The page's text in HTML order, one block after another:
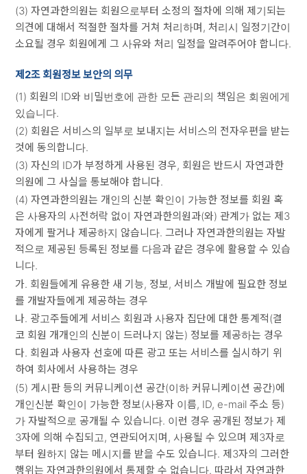
(3) 자연과한의원는 회원으로부터 소정의 절차에 의해 제기되는
의견에 대해서 적절한 절차를 거쳐 처리하며, 처리시 일정기간이
소요될 경우 회원에게 그 사유와 처리 일정을 알려주어야 합니다.
제2조 회원정보 보안의 의무
(1) 회원의 ID와 비밀번호에 관한 모든 관리의 책임은 회원에게
있습니다.
(2) 회원은 서비스의 일부로 보내지는 서비스의 전자우편을 받는
것에 동의합니다.
(3) 자신의 ID가 부정하게 사용된 경우, 회원은 반드시 자연과한
의원에 그 사실을 통보해야 합니다.
(4) 자연과한의원는 개인의 신분 확인이 가능한 정보를 회원 혹
은 사용자의 사전허락 없이 자연과한의원과(와) 관계가 없는 제3
자에게 팔거나 제공하지 않습니다. 그러나 자연과한의원는 자발
적으로 제공된 등록된 정보를 다음과 같은 경우에 활용할 수 있습
니다.
가. 회원들에게 유용한 새 기능, 정보, 서비스 개발에 필요한 정보
를 개발자들에게 제공하는 경우
나. 광고주들에게 서비스 회원과 사용자 집단에 대한 통계적(결
코 회원 개개인의 신분이 드러나지 않는) 정보를 제공하는 경우
다. 회원과 사용자 선호에 따른 광고 또는 서비스를 실시하기 위
하여 회사에서 사용하는 경우
(5) 게시판 등의 커뮤니케이션 공간(이하 커뮤니케이션 공간)에
개인신분 확인이 가능한 정보(사용자 이름, ID, e-mail 주소 등)
가 자발적으로 공개될 수 있습니다. 이런 경우 공개된 정보가 제
3자에 의해 수집되고, 연관되어지며, 사용될 수 있으며 제3자로
부터 원하지 않는 메시지를 받을 수도 있습니다. 제3자의 그러한
행위는 자연과한의원에서 통제할 수 없습니다. 따라서 자연과한